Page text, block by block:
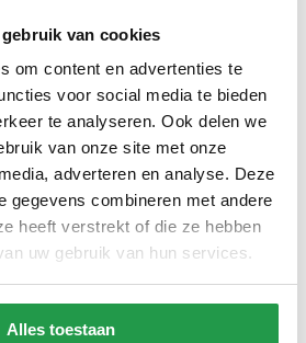
van cookies
om content en advertenties te
voor social media te bieden
te analyseren. Ook delen we
van onze site met onze
adverteren en analyse. Deze
gegevens combineren met andere
heeft verstrekt of die ze hebben
uw gebruik van hun services.
Alles toestaan
Topmatras